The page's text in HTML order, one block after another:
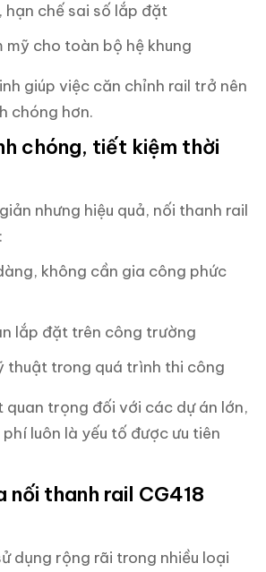
chế sai số lắp đặt
mỹ cho toàn bộ hệ khung
giúp việc căn chỉnh rail trở nên
chóng hơn.
chóng, tiết kiệm thời
nhưng hiệu quả, nối thanh rail
không cần gia công phức
lắp đặt trên công trường
thuật trong quá trình thi công
trọng đối với các dự án lớn,
luôn là yếu tố được ưu tiên
nối thanh rail CG418
dụng rộng rãi trong nhiều loại